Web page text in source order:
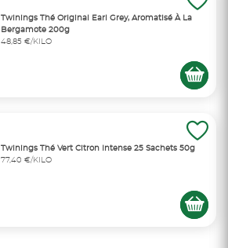
Twinings Thé Original Earl Grey, Aromatisé À La
Bergamote 200g
48,85 €/KILO
Twinings Thé Vert Citron Intense 25 Sachets 50g
77,40 €/KILO